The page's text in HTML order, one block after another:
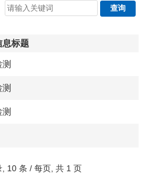
息标题
10 条 / 每页, 共 1 页